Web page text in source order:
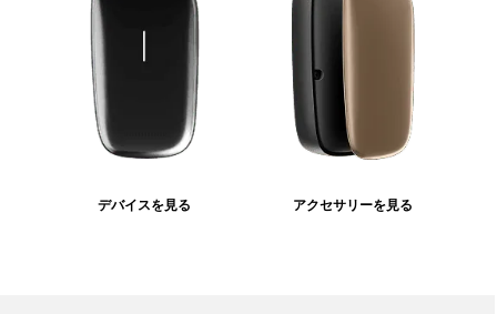
デバイスを見る アクセサリーを見る